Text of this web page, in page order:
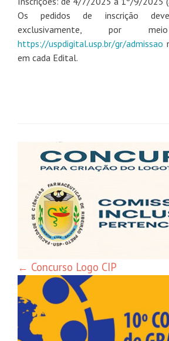
Os pedidos de inscrição
exclusivamente, por
https://uspdigital.usp.br/gr/admissao
em cada Edital.
Navegação
posts
← Concurso Logo CIP